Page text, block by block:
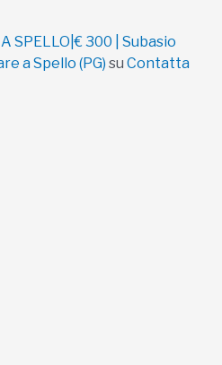
SPELLO|€ 300 | Subasio
a Spello (PG) su Contatta